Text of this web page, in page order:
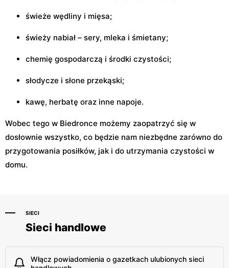
świeże wędliny i mięsa;
świeży nabiał – sery, mleka i śmietany;
chemię gospodarczą i środki czystości;
słodycze i słone przekąski;
kawę, herbatę oraz inne napoje.
Wobec tego w Biedronce możemy zaopatrzyć się w
dosłownie wszystko, co będzie nam niezbędne zarówno do
przygotowania posiłków, jak i do utrzymania czystości w
domu.
SIECI
Sieci handlowe
Włącz powiadomienia o gazetkach ulubionych sieci